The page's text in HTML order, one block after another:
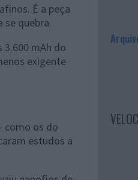
É a peça
se quebra.
mAh do
exigente
como os do
estudos a